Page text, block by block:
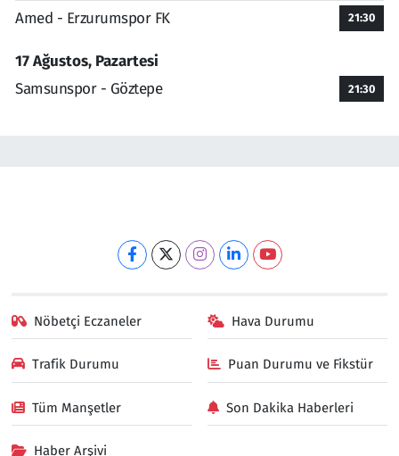
Amed - Erzurumspor FK 21:30
17 Ağustos, Pazartesi
Samsunspor - Göztepe
21:30
Nöbetçi Eczaneler Hava Durumu
Trafik Durumu Puan Durumu ve Fikstür
Tüm Manşetler Son Dakika Haberleri
Haber Arşivi